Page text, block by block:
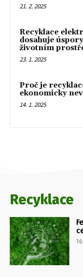
21. 2. 2025
Recyklace
dosahuje
životním
23. 1. 2025
Proč je
ekonomicky
14. 1. 2025
Recyklace